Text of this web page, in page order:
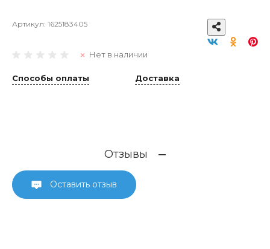
Артикул: 1625183405
Нет в наличии
Способы оплаты Доставка
Отзывы
Оставить отзыв